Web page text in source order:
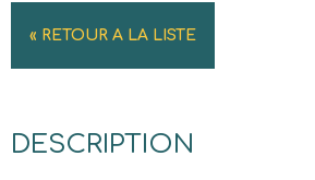
« RETOUR A LA LISTE
DESCRIPTION